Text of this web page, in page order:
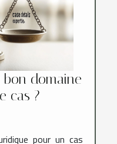
bon domaine
cas ?
pour un cas